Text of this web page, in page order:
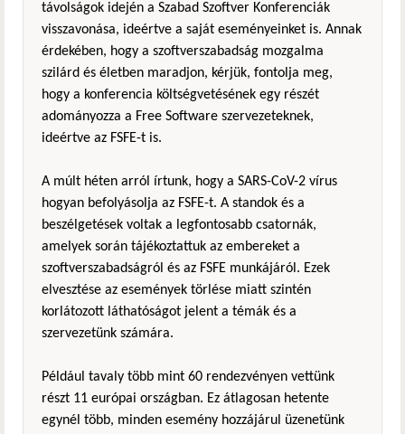
távolságok idején a Szabad Szoftver Konferenciák
visszavonása, ideértve a saját eseményeinket is. Annak
érdekében, hogy a szoftverszabadság mozgalma
szilárd és életben maradjon, kérjük, fontolja meg,
hogy a konferencia költségvetésének egy részét
adományozza a Free Software szervezeteknek,
ideértve az FSFE-t is.
A múlt héten arról írtunk, hogy a SARS-CoV-2 vírus
hogyan befolyásolja az FSFE-t. A standok és a
beszélgetések voltak a legfontosabb csatornák,
amelyek során tájékoztattuk az embereket a
szoftverszabadságról és az FSFE munkájáról. Ezek
elvesztése az események törlése miatt szintén
korlátozott láthatóságot jelent a témák és a
szervezetünk számára.
Például tavaly több mint 60 rendezvényen vettünk
részt 11 európai országban. Ez átlagosan hetente
egynél több, minden esemény hozzájárul üzenetünk